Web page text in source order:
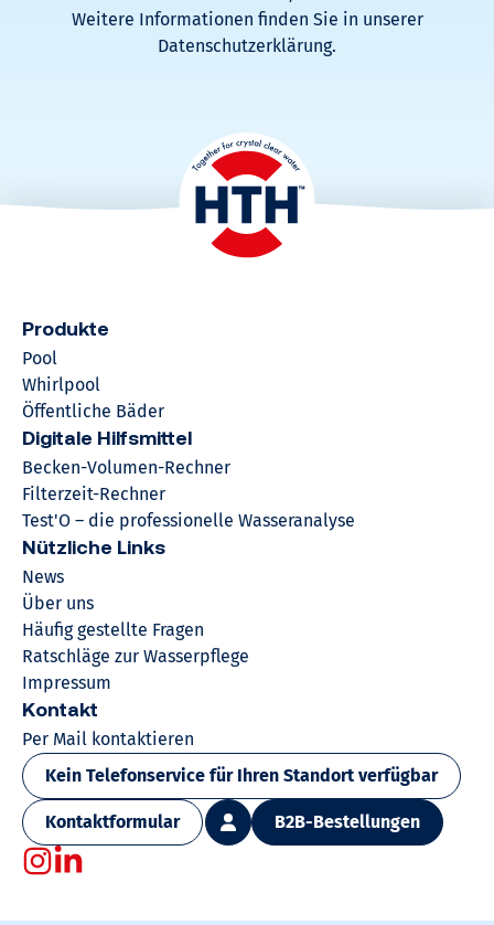
Weitere Informationen finden Sie in unserer
Datenschutzerklärung.
Produkte
Pool
Whirlpool
Öffentliche Bäder
Digitale Hilfsmittel
Becken-Volumen-Rechner
Filterzeit-Rechner
Test'O – die professionelle Wasseranalyse
Nützliche Links
News
Über uns
Häufig gestellte Fragen
Ratschläge zur Wasserpflege
Impressum
Kontakt
Per Mail kontaktieren
Kein Telefonservice für Ihren Standort verfügbar
Kontaktformular B2B-Bestellungen